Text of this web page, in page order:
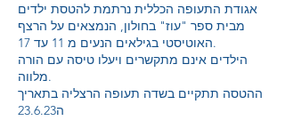
אגודת התעופה הכללית נרתמת להטסת ילדים
מבית ספר "עוז" בחולון, הנמצאים על הרצף
האוטיסטי בגילאים הנעים מ 11 עד 17.
הילדים אינם מתקשרים ויעלו טיסה עם הורה
מלווה.
ההטסה תתקיים בשדה תעופה הרצליה בתאריך
ה23.6.23